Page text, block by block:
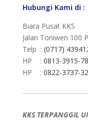
Hubungi Kami di :
Biara Pusat KKS
Jalan Toniwen 100
Telp : (0717)
HP : 0813-3915-
HP : 0822-3737-
KKS TERPANGGIL